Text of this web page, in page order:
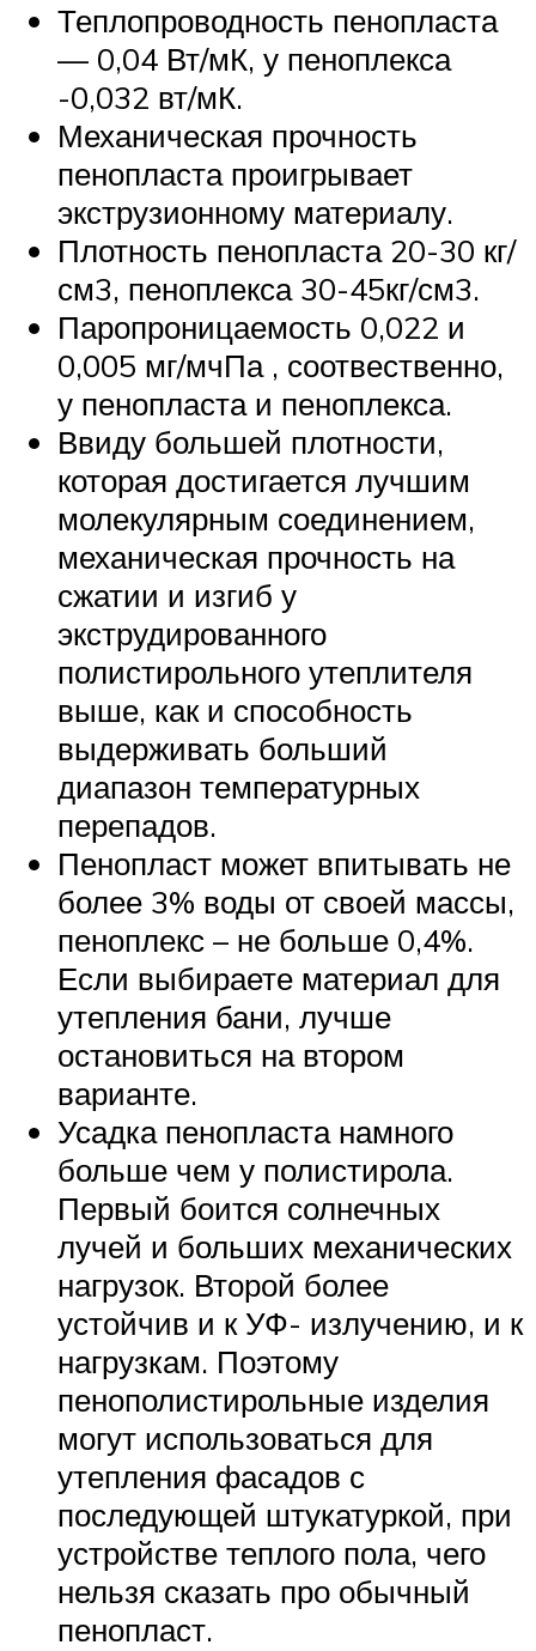
Теплопроводность пенопласта
— 0,04 Вт/мК, у пеноплекса
-0,032 вт/мК.
Механическая прочность
пенопласта проигрывает
экструзионному материалу.
Плотность пенопласта 20-30 кг/
см3, пеноплекса 30-45кг/см3.
Паропроницаемость 0,022 и
0,005 мг/мчПа , соотвественно,
у пенопласта и пеноплекса.
Ввиду большей плотности,
которая достигается лучшим
молекулярным соединением,
механическая прочность на
сжатии и изгиб у
экструдированного
полистирольного утеплителя
выше, как и способность
выдерживать больший
диапазон температурных
перепадов.
Пенопласт может впитывать не
более 3% воды от своей массы,
пеноплекс – не больше 0,4%.
Если выбираете материал для
утепления бани, лучше
остановиться на втором
варианте.
Усадка пенопласта намного
больше чем у полистирола.
Первый боится солнечных
лучей и больших механических
нагрузок. Второй более
устойчив и к УФ- излучению, и к
нагрузкам. Поэтому
пенополистирольные изделия
могут использоваться для
утепления фасадов с
последующей штукатуркой, при
устройстве теплого пола, чего
нельзя сказать про обычный
пенопласт.